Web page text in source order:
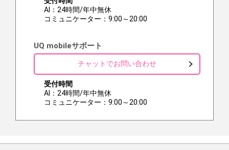
AI：24時間/年中無休
コミュニケーター：9:00～20:00
UQ mobileサポート
チャットでお問い合わせ
受付時間
AI：24時間/年中無休
コミュニケーター：9:00～20:00